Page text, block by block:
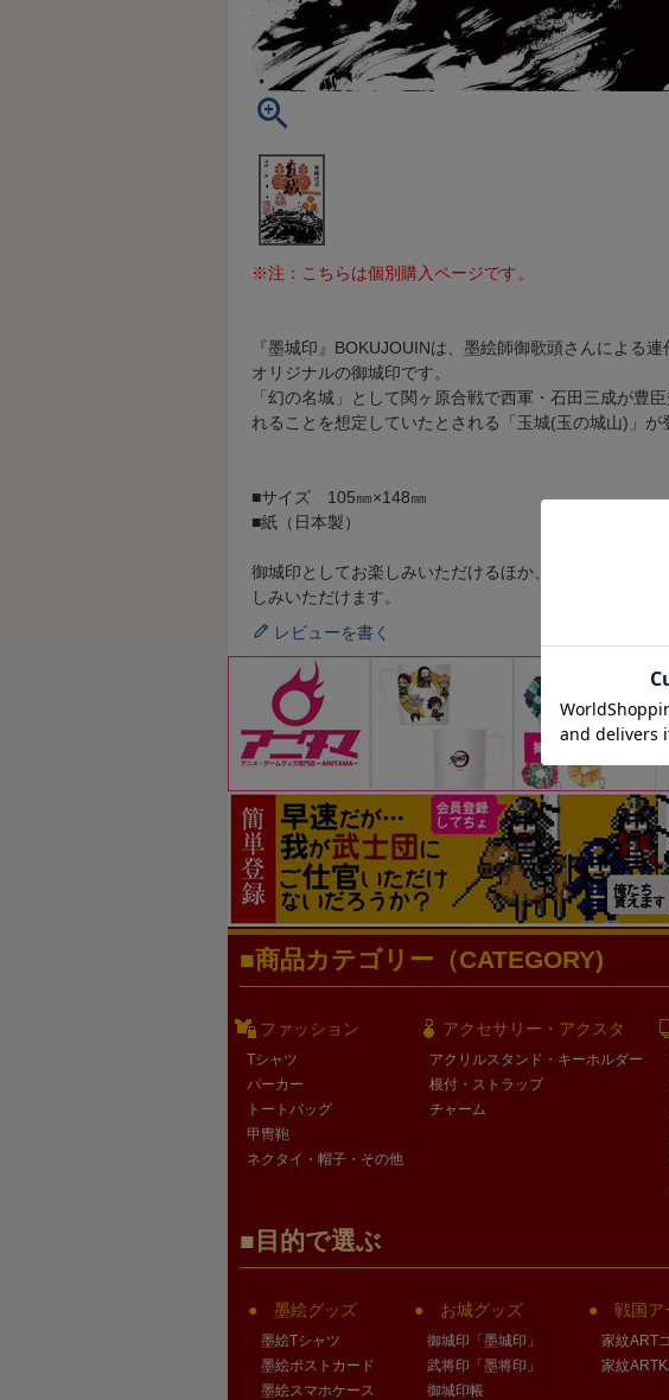
※注：こちらは個別購入ページです。
『墨城印』BOKUJOUINは、墨絵師御歌頭さんによる
オリジナルの御城印です。
「幻の名城」として関ヶ原合戦で西軍・石田三成が豊
れることを想定していたとされる「玉城(玉の城山)」が
■サイズ 105㎜×148㎜
■紙（日本製）
御城印としてお楽しみいただけるほか、ポストカードサ
しみいただけます。
レビューを書く
商品カテゴリー（CATEGORY)
ファッション
Tシャツ
パーカー
トートバッグ
甲冑鞄
ネクタイ・帽子・その他
アクセサリー・アクスタ
アクリルスタンド・キーホルダー
根付・ストラップ
チャーム
目的で選ぶ
墨絵グッズ
墨絵Tシャツ
墨絵ポストカード
墨絵スマホケース
お城グッズ
御城印「墨城印」
武将印「墨将印」
御城印帳
戦国ア
家紋ART
家紋